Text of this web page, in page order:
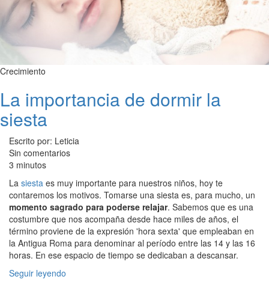
Crecimiento
La importancia de dormir la
siesta
Escrito por: Leticia
Sin comentarios
3 minutos
La siesta es muy importante para nuestros niños, hoy te
contaremos los motivos. Tomarse una siesta es, para mucho, un
momento sagrado para poderse relajar. Sabemos que es una
costumbre que nos acompaña desde hace miles de años, el
término proviene de la expresión 'hora sexta' que empleaban en
la Antigua Roma para denominar al período entre las 14 y las 16
horas. En ese espacio de tiempo se dedicaban a descansar.
Seguir leyendo